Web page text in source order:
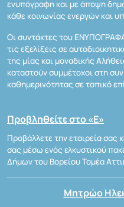
ενυπόγραφη και με άποψη
κάθε κοινωνίας ενεργών και
Οι συντάκτες του
τις εξελίξεις σε
της μίας και μοναδικής
καταστούν συμμέτοχοι στη
καθημερινότητας σε τοπικό
Προβληθείτε στο «Ε»
Προβάλλετε την εταιρεία σας
σας μέσω ενός ελκυστικού
Δήμων του Βορείου Τομέα
Μητρώο